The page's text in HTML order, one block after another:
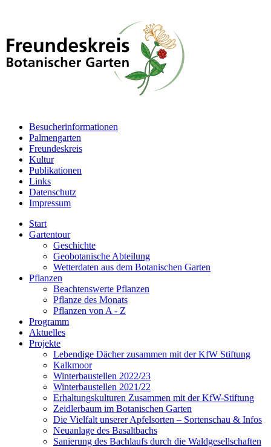
Besucherinformationen
Palmengarten
Freundeskreis
Kultur
Publikationen
Links
Datenschutz
Impressum
Start
Gartentour
Geschichte
Geobotanische Abteilung
Wetterdaten aus dem Botanischen Garten
Pflanzen
Beachtenswerte Pflanzen
Pflanze des Monats
Pflanzen von A - Z
Programm
Aktuelles
Projekte
Lebendige Dächer zusammen mit der KfW Stiftung
Kalkmoor
Winterbaustellen 2022/23
Winterbaustellen 2021/22
Erhaltungskulturen Zusammen mit der KfW-Stiftung
Zeidlerbaum im Botanischen Garten
Die Vielfalt unserer Apfelsorten – Sortenschau & Infos
Neuanlage des Basaltbachs
Sanierung des Bachlaufs durch die Waldgesellschaften